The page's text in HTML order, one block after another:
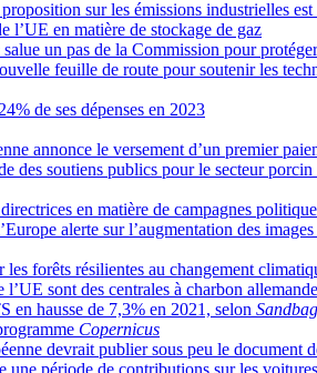
sur les émissions industrielles est
l’UE en matière de stockage de gaz
salue un pas de la Commission pour
feuille de route pour soutenir les
de ses dépenses en 2023
annonce le versement d’un premier
des soutiens publics pour le secteur
en matière de campagnes
alerte sur l’augmentation des
forêts résilientes au changement
sont des centrales à charbon
en hausse de 7,3% en 2021, selon Sandbag
Copernicus
devrait publier sous peu le document